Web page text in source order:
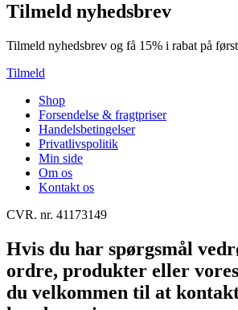
Tilmeld nyhedsbrev
Tilmeld nyhedsbrev og få 15% i rabat på
Tilmeld
Shop
Forsendelse & fragtpriser
Handelsbetingelser
Privatlivspolitik
Min side
Om os
Kontakt os
CVR. nr. 41173149
Hvis du har spørgsmål
ordre, produkter eller
du velkommen til at